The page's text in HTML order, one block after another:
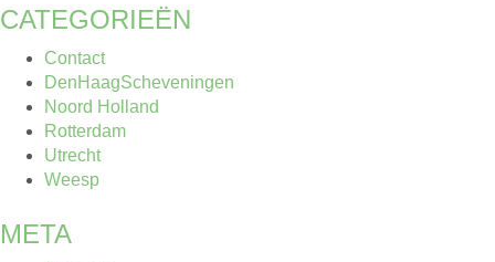
CATEGORIEËN
Contact
DenHaagScheveningen
Noord Holland
Rotterdam
Utrecht
Weesp
META